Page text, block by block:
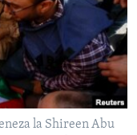
la Shireen Abu